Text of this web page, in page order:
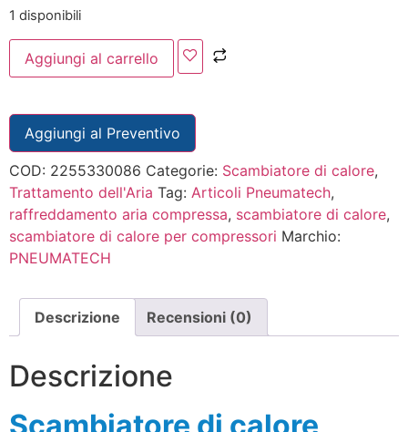
1 disponibili
Aggiungi al carrello
Aggiungi al Preventivo
COD: 2255330086 Categorie: Scambiatore di calore,
Trattamento dell'Aria Tag: Articoli Pneumatech,
raffreddamento aria compressa, scambiatore di calore,
scambiatore di calore per compressori Marchio:
PNEUMATECH
Descrizione Recensioni (0)
Descrizione